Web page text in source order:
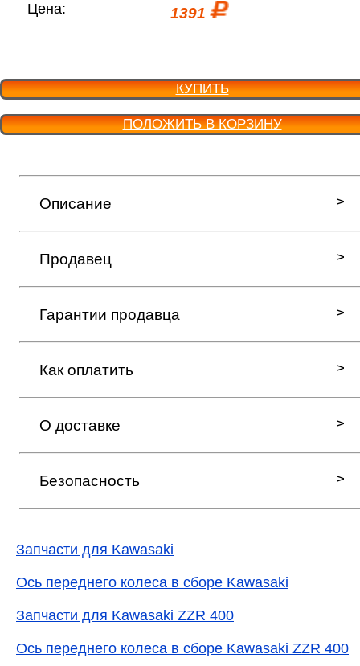
Цена: 1391
КУПИТЬ
ПОЛОЖИТЬ В КОРЗИНУ
Описание
Продавец
Гарантии продавца
Как оплатить
О доставке
Безопасность
Запчасти для Kawasaki
Ось переднего колеса в сборе Kawasaki
Запчасти для Kawasaki ZZR 400
Ось переднего колеса в сборе Kawasaki ZZR 400